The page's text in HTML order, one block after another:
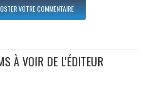
À VOIR DE L'ÉDITEUR